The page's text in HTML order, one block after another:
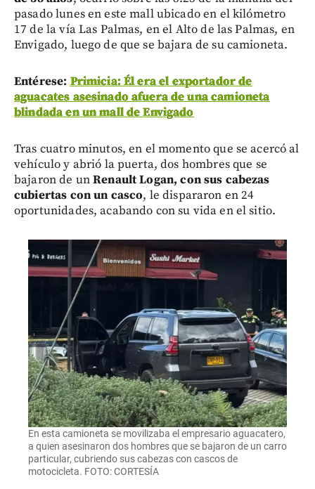
pasado lunes en este mall ubicado en el kilómetro
17 de la vía Las Palmas, en el Alto de las Palmas, en
Envigado, luego de que se bajara de su camioneta.
Entérese:Primicia: Él era el exportador de
aguacates asesinado afuera de una camioneta
blindada en un mall de Envigado
Tras cuatro minutos, en el momento que se acercó al
vehículo y abrió la puerta, dos hombres que se
bajaron de unRenault Logan, con sus cabezas
cubiertas con un casco, le dispararon en 24
oportunidades, acabando con su vida en el sitio.
En esta camioneta se movilizaba el empresario aguacatero,
a quien asesinaron dos hombres que se bajaron de un carro
particular, cubriendo sus cabezas con cascos de
motocicleta. FOTO: CORTESÍA